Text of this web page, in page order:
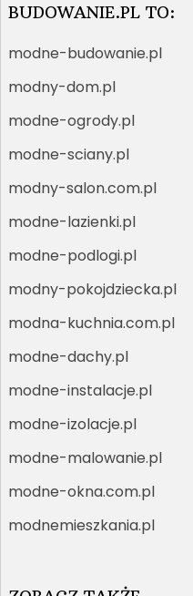
BUDOWANIE.PL TO:
modne-budowanie.pl
modny-dom.pl
modne-ogrody.pl
modne-sciany.pl
modny-salon.com.pl
modne-lazienki.pl
modne-podlogi.pl
modny-pokojdziecka.pl
modna-kuchnia.com.pl
modne-dachy.pl
modne-instalacje.pl
modne-izolacje.pl
modne-malowanie.pl
modne-okna.com.pl
modnemieszkania.pl